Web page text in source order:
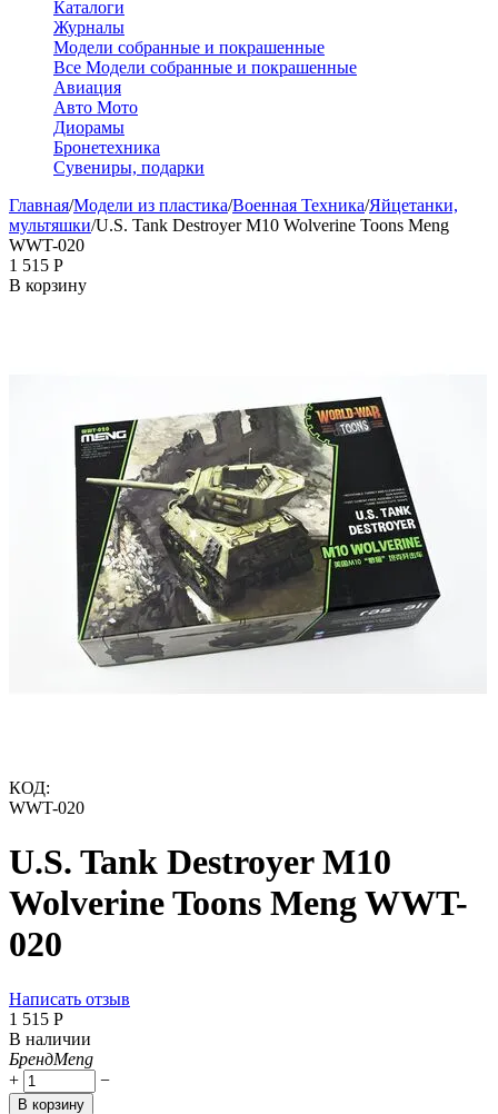
Каталоги
Журналы
Модели собранные и покрашенные
Все Модели собранные и покрашенные
Авиация
Авто Мото
Диорамы
Бронетехника
Сувениры, подарки
Главная/Модели из пластика/Военная Техника/Яйцетанки,
мультяшки/U.S. Tank Destroyer M10 Wolverine Toons Meng
WWT-020
1 515 Р
В корзину
КОД:
WWT-020
U.S. Tank Destroyer M10
Wolverine Toons Meng WWT-
020
Написать отзыв
1 515 Р
В наличии
БрендMeng
+
−
В корзину